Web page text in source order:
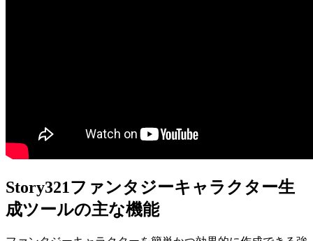
Story321ファンタジーキャラクター生
成ツールの主な機能